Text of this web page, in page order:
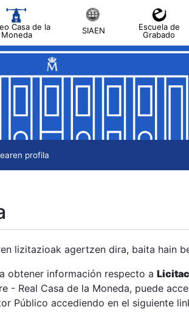
Casa de la
Moneda
SIAEN
Escuela de
Grabado
profila
lizitazioak agertzen dira, baita hain
obtener información respecto a
- Real Casa de la Moneda, puede
Público accediendo en el siguiente